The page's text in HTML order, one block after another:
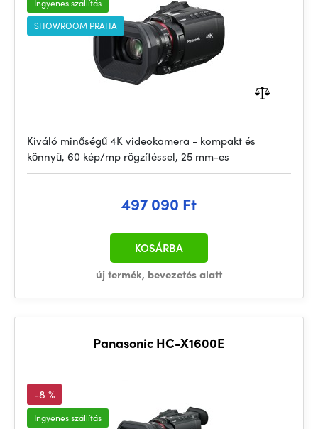
Ingyenes szállítás
SHOWROOM PRAHA
Kiváló minőségű 4K videokamera - kompakt és
könnyű, 60 kép/mp rögzítéssel, 25 mm-es
497 090 Ft
új termék, bevezetés alatt
KOSÁRBA
Panasonic HC-X1600E
-8 %
Ingyenes szállítás